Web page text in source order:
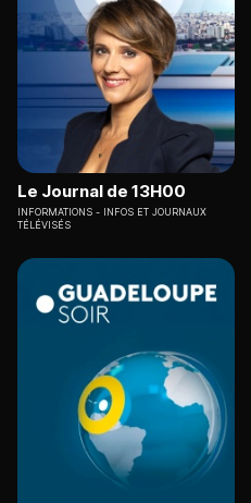
Le Journal de 13H00
INFORMATIONS
INFOS ET JOURNAUX
TÉLÉVISÉS